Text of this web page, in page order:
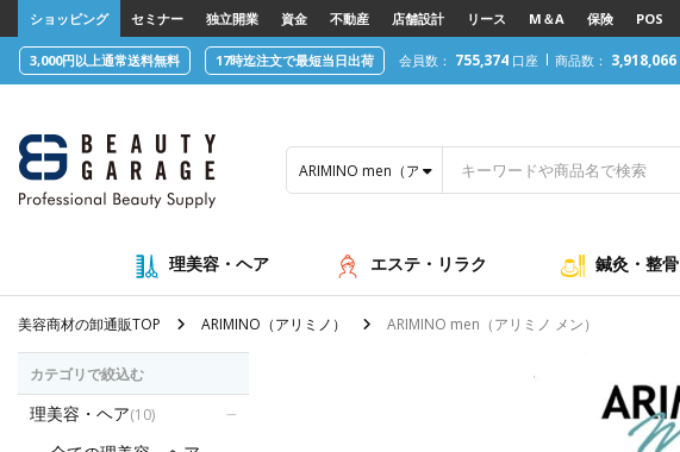
text.skipToContent
text.skipToNavigation
ショッピング セミナー 独立開業 資金 不動産 店舗設計 リース M＆A 保険 POS
3,000円以上通常送料無料 17時迄注文で最短当日出荷 会員数： 755,374 口座 商品数： 3,918,066
ARIMINO men（アリミノ メン）
理美容・ヘア エステ・リラク 鍼灸・整骨
美容商材の卸通販TOP ARIMINO（アリミノ） ARIMINO men（アリミノ メン）
カテゴリで絞込む
理美容・ヘア(10)